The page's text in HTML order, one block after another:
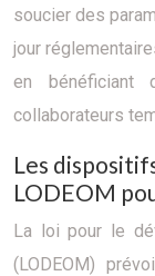
soucier des
jour
en bénéficiant
collaborateurs
Les
LODEOM
La loi pour le
(LODEOM)